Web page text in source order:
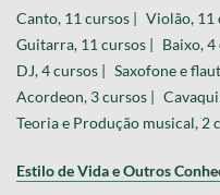
Canto, 11 cursos | Violão, 11
Guitarra, 11 cursos | Baixo, 4
DJ, 4 cursos | Saxofone e
Acordeon, 3 cursos |
Teoria e Produção musical, 2
Estilo de Vida e Outros